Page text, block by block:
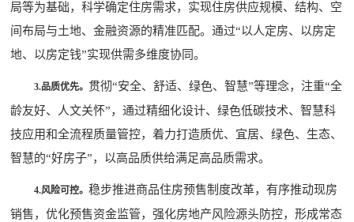
局等为基础，科学确定住房需求，实现住房供应规模、结构、空
间布局与土地、金融资源的精准匹配。通过“以人定房、以房定
地、以房定钱”实现供需多维度协同。
3.品质优先。 贯彻“安全、舒适、绿色、智慧”等理念，注重“全
龄友好、人文关怀”，通过精细化设计、绿色低碳技术、智慧科
技应用和全流程质量管控，着力打造质优、宜居、绿色、生态、
智慧的“好房子”，以高品质供给满足高品质需求。
4.风险可控。稳步推进商品住房预售制度改革，有序推动现房
销售，优化预售资金监管，强化房地产风险源头防控，形成常态